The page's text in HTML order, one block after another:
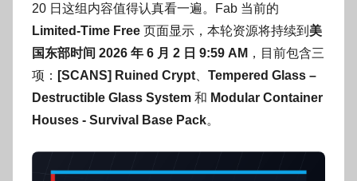
k
g
o
g
o
g
20 日这组内容值得认真看一遍。Fab 当前的
Limited-Time Free 页面显示，本轮资源将持续到 美
国东部时间 2026 年 6 月 2 日 9:59 AM ，目前包含三
项： [SCANS] Ruined Crypt
Tempered Glass –
Destructible Glass System 和 Modular Container
Houses - Survival Base Pack。